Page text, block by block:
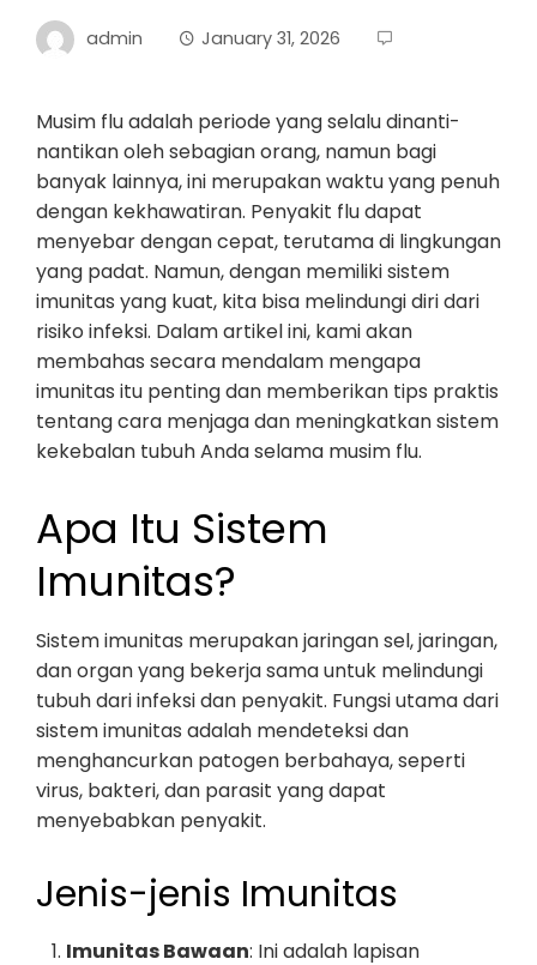
admin January 31, 2026
Musim flu adalah periode yang selalu dinanti-
nantikan oleh sebagian orang, namun bagi
banyak lainnya, ini merupakan waktu yang penuh
dengan kekhawatiran. Penyakit flu dapat
menyebar dengan cepat, terutama di lingkungan
yang padat. Namun, dengan memiliki sistem
imunitas yang kuat, kita bisa melindungi diri dari
risiko infeksi. Dalam artikel ini, kami akan
membahas secara mendalam mengapa
imunitas itu penting dan memberikan tips praktis
tentang cara menjaga dan meningkatkan sistem
kekebalan tubuh Anda selama musim flu.
Apa Itu Sistem
Imunitas?
Sistem imunitas merupakan jaringan sel, jaringan,
dan organ yang bekerja sama untuk melindungi
tubuh dari infeksi dan penyakit. Fungsi utama dari
sistem imunitas adalah mendeteksi dan
menghancurkan patogen berbahaya, seperti
virus, bakteri, dan parasit yang dapat
menyebabkan penyakit.
Jenis-jenis Imunitas
Imunitas Bawaan: Ini adalah lapisan